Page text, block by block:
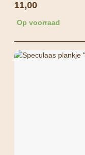
11,00
Op voorraad